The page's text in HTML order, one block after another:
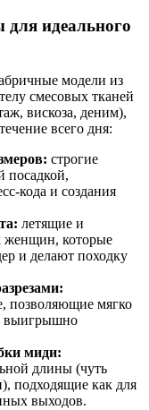
идеального
модели из
смесовых тканей
вискоза, деним),
всего дня:
строгие
посадкой,
кода и создания
летящие и
женщин, которые
и делают походку
позволяющие мягко
выигрышно
миди:
длины (чуть
подходящие как для
выходов.